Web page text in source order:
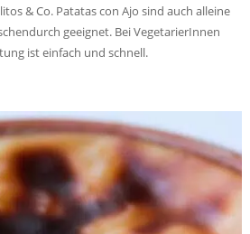
& Co. Patatas con Ajo sind auch alleine
geeignet. Bei VegetarierInnen
ist einfach und schnell.